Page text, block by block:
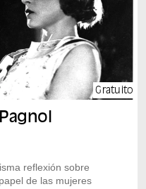
Gratuito
reflexión sobre
de las mujeres